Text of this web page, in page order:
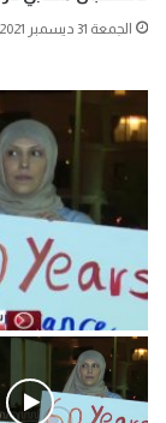
الجمعة 31 ديسمبر 2021
.وقفة احتجاجية رمزية